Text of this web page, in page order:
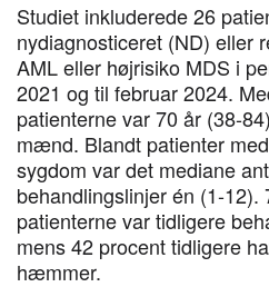
Studiet inkluderede 26
nydiagnosticeret (ND) eller
AML eller højrisiko MDS i
2021 og til februar 2024.
patienterne var 70 år (38-
mænd. Blandt patienter
sygdom var det mediane
behandlingslinjer én (1-12).
patienterne var tidligere
mens 42 procent tidligere
hæmmer.